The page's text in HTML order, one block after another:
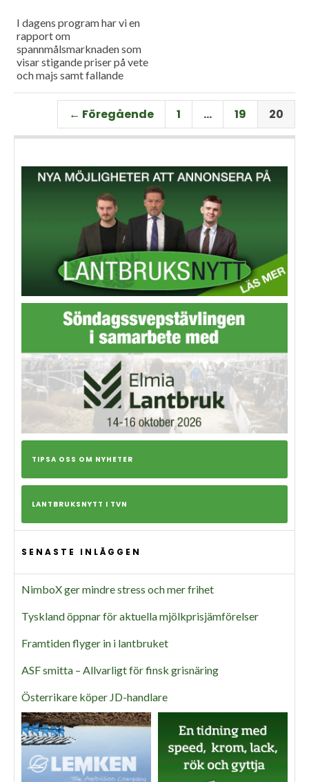
I dagens program har vi en
rapport om
spannmålsmarknaden som
visar stigande priser på vete
och majs samt fallande
premiär för vårt
måndagsprogram med en
längre intervju med Erik
Stjerndahl vd för HIR Skåne,
fältdagar.
← Föregående 1 … 19 20
TIPSA OSS OM NYHETER
LANTBRUKSNYTT I TVN
SENASTE INLÄGGEN
NimboX ger mindre stress och mer frihet
Tyskland öppnar för aktuella mjölkprisjämförelser
Framtiden flyger in i lantbruket
ASF smitta – Allvarligt för finsk grisnäring
Österrikare köper JD-handlare